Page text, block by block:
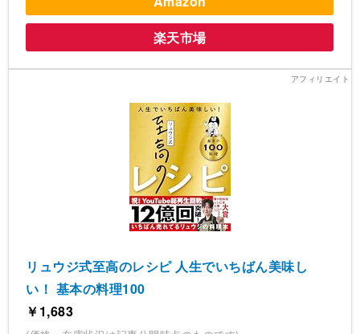
楽天市場
リュウジ式至高のレシピ 人生でいちばん美味し
い！ 基本の料理100
￥1,683